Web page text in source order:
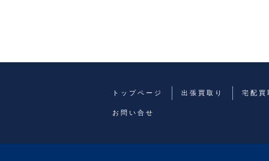
トップページ 出張買取り 宅配買
お問い合せ